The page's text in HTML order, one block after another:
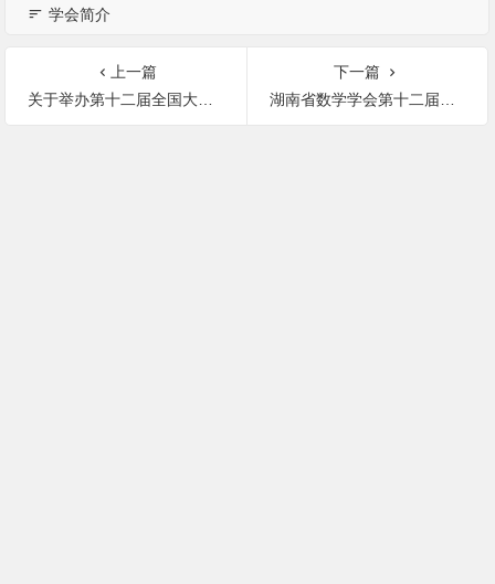
学会简介
上一篇
关于举办第十二届全国大学生数学竞赛分区预赛暨2020年湖南省大学生数学竞赛的第一次通知
下一篇
湖南省数学学会第十二届常务理事第一次会议通知